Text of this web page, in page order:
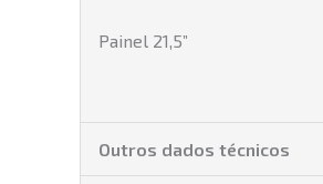
Painel 21,5”
Outros dados técnicos